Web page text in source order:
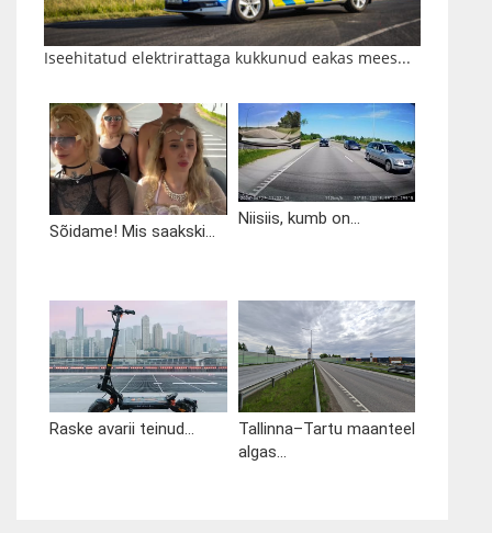
Iseehitatud elektrirattaga kukkunud eakas mees...
Sõidame! Mis saakski...
Niisiis, kumb on...
Raske avarii teinud...
Tallinna–Tartu maanteel
algas...